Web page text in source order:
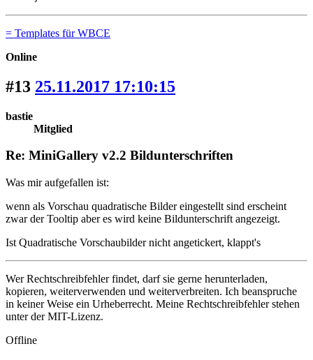
= Templates für WBCE
Online
#13 25.11.2017 17:10:15
bastie
Mitglied
Re: MiniGallery v2.2 Bildunterschriften
Was mir aufgefallen ist:
wenn als Vorschau quadratische Bilder eingestellt sind erscheint
zwar der Tooltip aber es wird keine Bildunterschrift angezeigt.
Ist Quadratische Vorschaubilder nicht angetickert, klappt's
Wer Rechtschreibfehler findet, darf sie gerne herunterladen,
kopieren, weiterverwenden und weiterverbreiten. Ich beanspruche
in keiner Weise ein Urheberrecht. Meine Rechtschreibfehler stehen
unter der MIT-Lizenz.
Offline